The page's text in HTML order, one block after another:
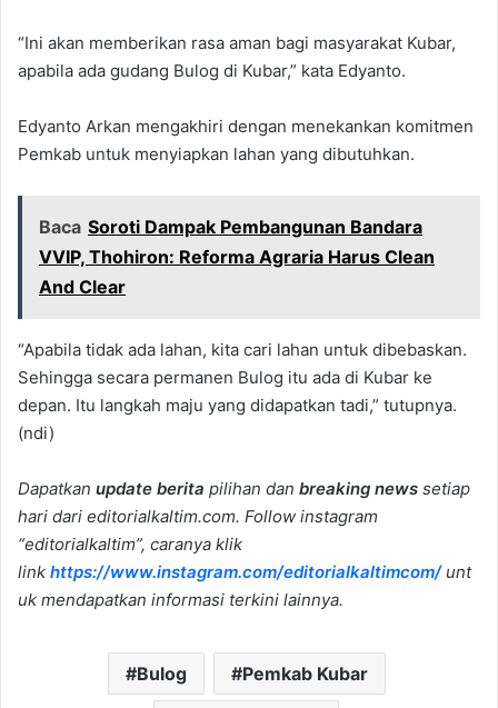
“Ini akan memberikan rasa aman bagi masyarakat Kubar,
apabila ada gudang Bulog di Kubar,” kata Edyanto.
Edyanto Arkan mengakhiri dengan menekankan komitmen
Pemkab untuk menyiapkan lahan yang dibutuhkan.
Baca Soroti Dampak Pembangunan Bandara
VVIP, Thohiron: Reforma Agraria Harus Clean
And Clear
“Apabila tidak ada lahan, kita cari lahan untuk dibebaskan.
Sehingga secara permanen Bulog itu ada di Kubar ke
depan. Itu langkah maju yang didapatkan tadi,” tutupnya.
(ndi)
Dapatkan update berita pilihan dan breaking news setiap
hari dari editorialkaltim.com. Follow instagram
“editorialkaltim”, caranya klik
link https://www.instagram.com/editorialkaltimcom/unt
uk mendapatkan informasi terkini lainnya.
Bulog Pemkab Kubar